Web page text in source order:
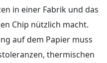
in einer Fabrik und das
Chip nützlich macht.
auf dem Papier muss
thermischen